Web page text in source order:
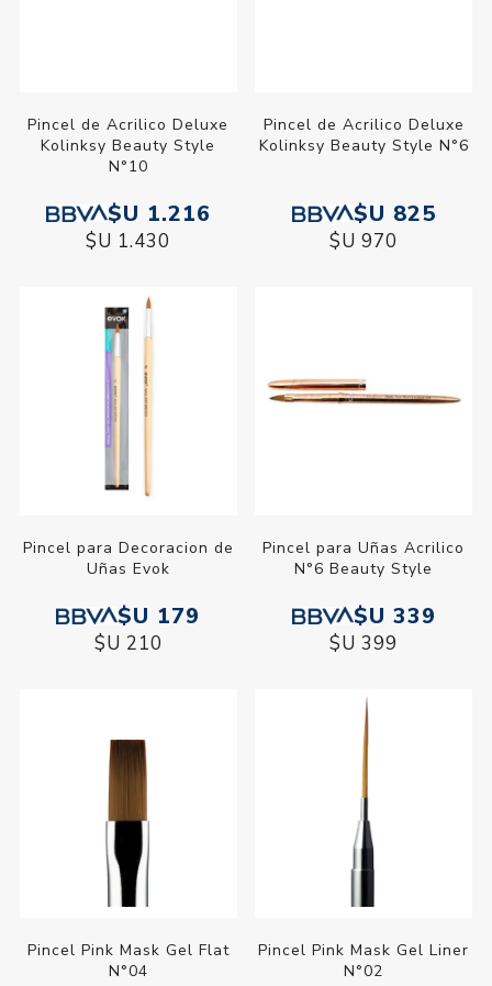
Pincel de Acrilico Deluxe
Kolinksy Beauty Style
N°10
$U 1.216
$U 1.430
Pincel de Acrilico Deluxe
Kolinksy Beauty Style N°6
$U 825
$U 970
Pincel para Decoracion de
Uñas Evok
$U 179
$U 210
Pincel para Uñas Acrilico
N°6 Beauty Style
$U 339
$U 399
Pincel Pink Mask Gel Flat
N°04
Pincel Pink Mask Gel Liner
N°02